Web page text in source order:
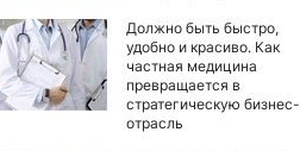
Должно быть быстро,
удобно и красиво. Как
частная медицина
превращается в
стратегическую бизнес-
отрасль